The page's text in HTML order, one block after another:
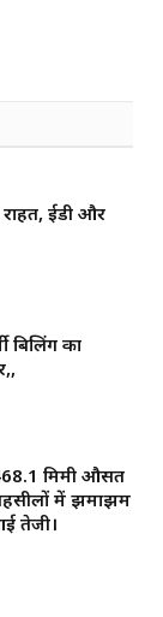
राहत, ईडी और
बिलिंग का
मिमी औसत
में झमाझम
तेजी।